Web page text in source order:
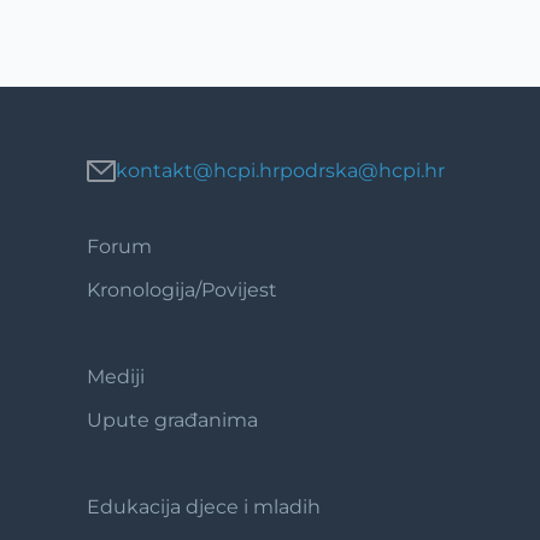
kontakt@hcpi.hrpodrska@hcpi.hr
Footer
Forum
Kronologija/Povijest
Footer
Mediji
Upute građanima
Footer
Edukacija djece i mladih